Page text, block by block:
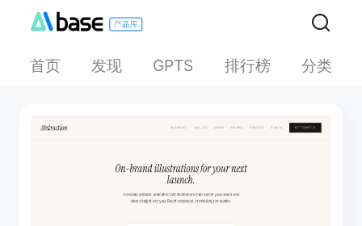
首页 发现 GPTS 排行榜 分类